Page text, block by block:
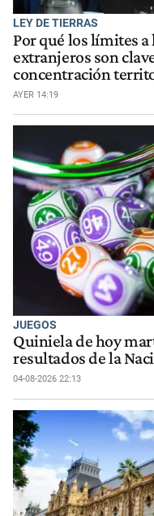
LEY DE TIERRAS
Por qué los límites
extranjeros son
concentración
AYER 14:19
JUEGOS
Quiniela de hoy
resultados de la
04-08-2026 22:13